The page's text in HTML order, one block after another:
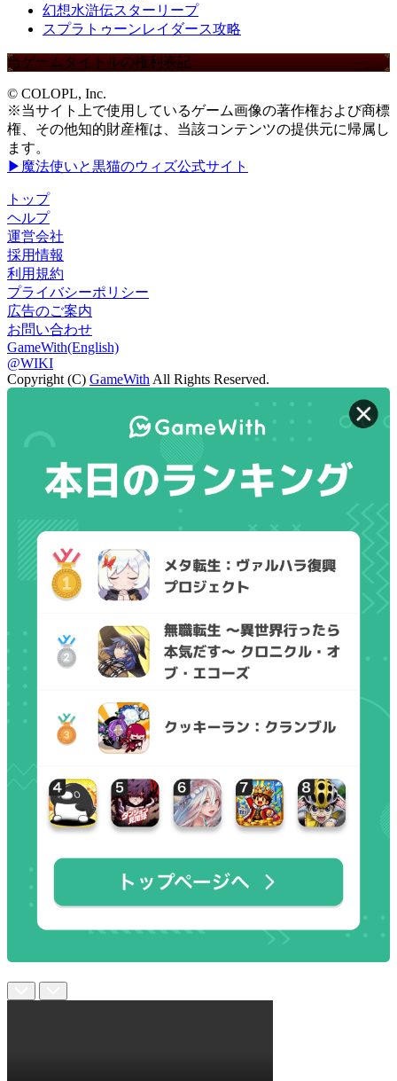
幻想水滸伝スターリープ
スプラトゥーンレイダース攻略
当ゲームタイトルの権利表記
© COLOPL, Inc.
※当サイト上で使用しているゲーム画像の著作権および商標
権、その他知的財産権は、当該コンテンツの提供元に帰属し
ます。
▶魔法使いと黒猫のウィズ公式サイト
トップ
ヘルプ
運営会社
採用情報
利用規約
プライバシーポリシー
広告のご案内
お問い合わせ
GameWith(English)
@WIKI
Copyright (C) GameWith All Rights Reserved.